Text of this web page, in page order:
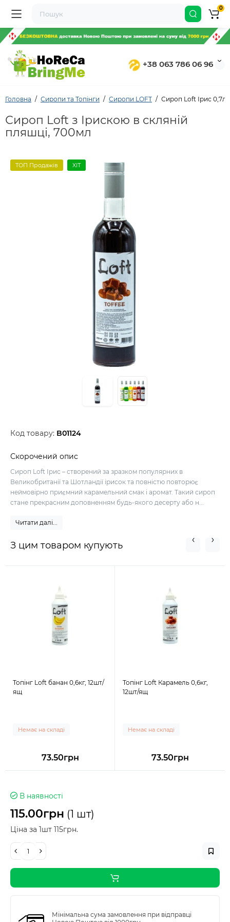
+38 063 786 06 96
0
Головна Сиропи та Топінги Сиропи LOFT Сироп Loft Ірис 0,7л
Сироп Loft з Ірискою в скляній
пляшці, 700мл
ТОП Продажів ХІТ
Код товару: B01124
Скорочений опис
Сироп Loft Ірис – створений за зразком популярних в
Великобританії та Шотландії ірисок та повністю повторює
неймовірно приємний карамельний смак і аромат. Такий сироп
стане прекрасним доповненням будь-якого десерту або н...
Читати далі...
З цим товаром купують
Топінг Loft банан 0,6кг, 12шт/
ящ
Немає на складі
73.50грн
Топінг Loft Карамель 0,6кг,
12шт/ящ
Немає на складі
73.50грн
В наявності
115.00грн (1 шт)
Ціна за 1шт 115грн.
Мінімальна сума замовлення при відправці